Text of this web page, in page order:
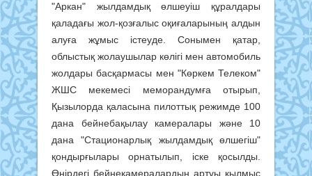
"Аркан" жылдамдық өлшеуіш құралдары
қаладағы жол-қозғалыс оқиғаларының алдын
алуға жұмыс істеуде. Сонымен қатар,
облыстық жолаушылар көлігі мен автомобиль
жолдары басқармасы мен "Көркем Телеком"
ЖШС мекемесі меморандумға отырып,
Қызылорда қаласына пилоттық режимде 100
дана бейнебақылау камералары және 10
дана "Стационарлық жылдамдық өлшегіш"
қондырғылары орнатылып, іске қосылды.
Өңірдегі бейнекамералардың артуы қылмыс